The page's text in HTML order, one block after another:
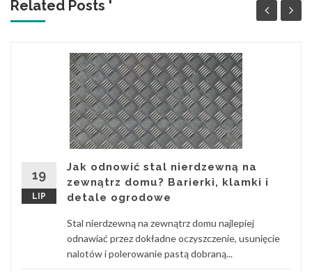
Related Posts '
19
LIP
Jak odnowić stal nierdzewną na
zewnątrz domu? Barierki, klamki i
detale ogrodowe
Stal nierdzewną na zewnątrz domu najlepiej
odnawiać przez dokładne oczyszczenie, usunięcie
nalotów i polerowanie pastą dobraną...